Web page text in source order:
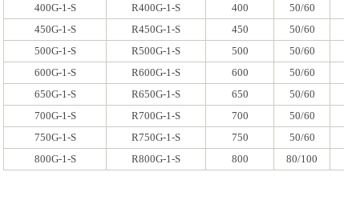
400G-1-S
R400G-1-S 400 50/60
450G-1-S
R450G-1-S 450 50/60
500G-1-S
R500G-1-S 500 50/60
600G-1-S
R600G-1-S 600 50/60
650G-1-S
R650G-1-S 650 50/60
700G-1-S
R700G-1-S 700 50/60
750G-1-S
R750G-1-S 750 50/60
800G-1-S
R800G-1-S 800 80/100